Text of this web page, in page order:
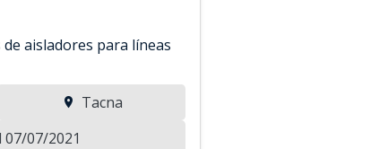
aisladores para líneas
Tacna
07/07/2021